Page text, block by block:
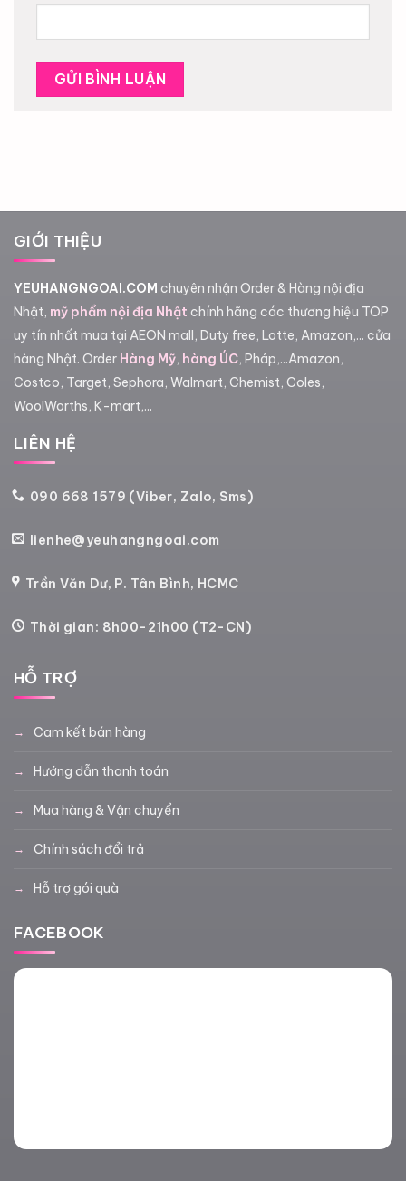
GIỚI THIỆU
YEUHANGNGOAI.COM chuyên nhận Order & Hàng nội địa
Nhật, mỹ phẩm nội địa Nhật chính hãng các thương hiệu TOP
uy tín nhất mua tại AEON mall, Duty free, Lotte, Amazon,... cửa
hàng Nhật. Order Hàng Mỹ, hàng ÚC, Pháp,...Amazon,
Costco, Target, Sephora, Walmart, Chemist, Coles,
WoolWorths, K-mart,...
LIÊN HỆ
090 668 1579 (Viber, Zalo, Sms)
lienhe@yeuhangngoai.com
Trần Văn Dư, P. Tân Bình, HCMC
Thời gian: 8h00-21h00 (T2-CN)
HỖ TRỢ
Cam kết bán hàng
Hướng dẫn thanh toán
Mua hàng & Vận chuyển
Chính sách đổi trả
Hỗ trợ gói quà
FACEBOOK